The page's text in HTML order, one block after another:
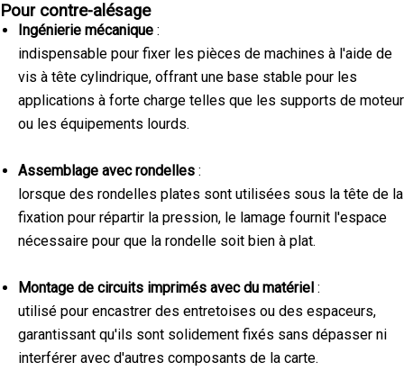
Pour contre-alésage
Ingénierie mécanique :
indispensable pour fixer les pièces de machines à l'aide de
vis à tête cylindrique, offrant une base stable pour les
applications à forte charge telles que les supports de moteur
ou les équipements lourds.
Assemblage avec rondelles :
lorsque des rondelles plates sont utilisées sous la tête de la
fixation pour répartir la pression, le lamage fournit l'espace
nécessaire pour que la rondelle soit bien à plat.
Montage de circuits imprimés avec du matériel :
utilisé pour encastrer des entretoises ou des espaceurs,
garantissant qu'ils sont solidement fixés sans dépasser ni
interférer avec d'autres composants de la carte.